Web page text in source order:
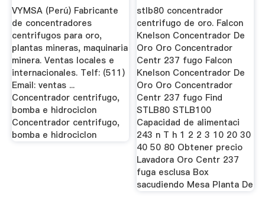
VYMSA (Perú) Fabricante
de concentradores
centrifugos para oro,
plantas mineras, maquinaria
minera. Ventas locales e
internacionales. Telf: (511)
Email: ventas ...
Concentrador centrifugo,
bomba e hidrociclon
Concentrador centrifugo,
bomba e hidrociclon
stlb80 concentrador
centrifugo de oro. Falcon
Knelson Concentrador De
Oro Oro Concentrador
Centr 237 fugo Falcon
Knelson Concentrador De
Oro Oro Concentrador
Centr 237 fugo Find
STLB80 STLB100
Capacidad de alimentaci
243 n T h 1 2 2 3 10 20 30
40 50 80 Obtener precio
Lavadora Oro Centr 237
fuga esclusa Box
sacudiendo Mesa Planta De